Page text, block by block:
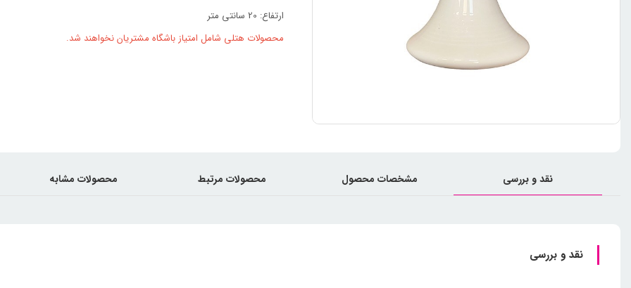
ارتفاع: 20 سانتی متر
محصولات هتلی شامل امتیاز باشگاه مشتریان نخواهند شد.
نقد و بررسی مشخصات محصول محصولات مرتبط محصولات مشابه
نقد و بررسی